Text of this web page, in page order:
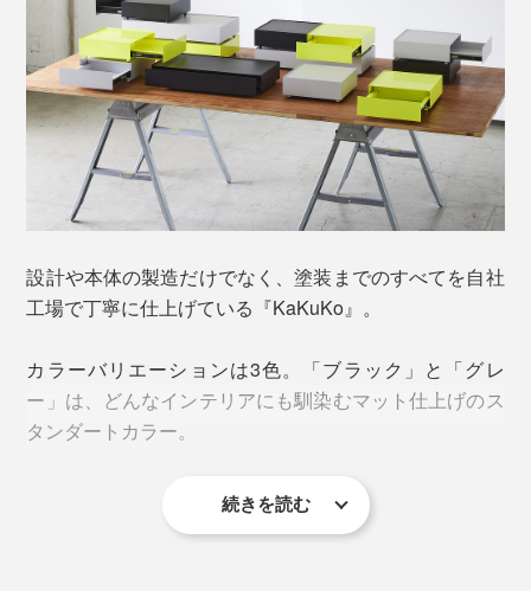
本品は、幅30×奥行30cmの「スクエア」型。コンパクト
ながら、メガネや文具が入れられる絶妙な高さを設け、
狭いスペースにも積み重ねて置けます。
Scene 1：ワークスペース
が収納問題。家のインテリアと仕事道具・書類・小物の
収納との折り合いをどうつけるか……。
約70年前、業務用の「ファイリングキャビネット」づく
りからはじまったダイシン工業。
オフィスの事務室や、学校の職員室などで、紙製ファイ
ルを収納するファイリングキャビネットのある景色は、
見覚えのある方も多いのではないでしょうか。
設計や本体の製造だけでなく、塗装までのすべてを自社
工場で丁寧に仕上げている『KaKuKo』。
カラーバリエーションは3色。「ブラック」と「グレ
ー」は、どんなインテリアにも馴染むマット仕上げのス
タンダートカラー。
続きを読む